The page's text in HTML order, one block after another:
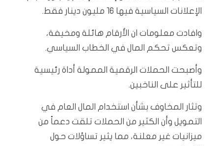
الإعلانات السياسية فيها 16 مليون دينار فقط.
وافادت معلومات ان الأرقام هائلة ومخيفة،
وتعكس تحكم المال في الخطاب السياسي.
وأصبحت الحملات الرقمية الممولة أداة رئيسية
للتأثير على الناخبين.
وتثار المخاوف بشأن استخدام المال العام في
التمويل وأن الكثير من الحملات تلقت دعماً من
ميزانيات غير معلنة، مما يثير تساؤلات حول